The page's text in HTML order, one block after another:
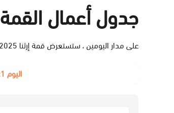
جدول أعمال القمة
‌على مدار اليومين ، ستستعرض قمة إرثنا 2025 مجموعة واسعة من الموضوعات من خلال عرض أوراق العمل وحلقات النقاش التفاعلية وورش العمل والموائد المستديرة.
اليوم 1: